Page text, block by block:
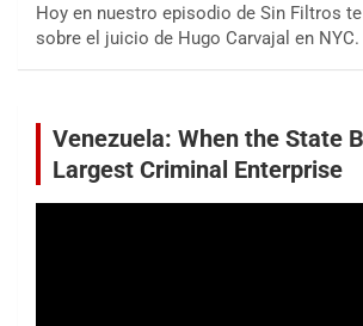
Hoy en nuestro episodio de Sin Filtros
sobre el juicio de Hugo Carvajal en NYC.
Venezuela: When the State
Largest Criminal Enterprise